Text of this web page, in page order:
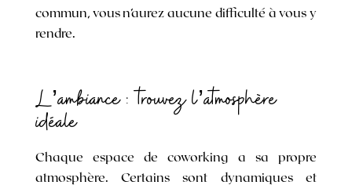
commun, vous n’aurez aucune difficulté à vous y
rendre.
L’ambiance : trouvez l’atmosphère
idéale
Chaque espace de coworking a sa propre
atmosphère. Certains sont dynamiques et